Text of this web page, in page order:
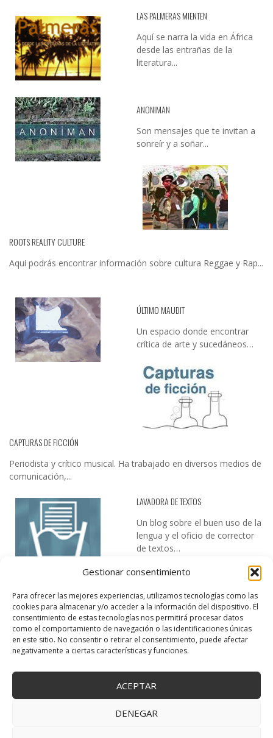
Gestionar consentimiento
Para ofrecer las mejores experiencias, utilizamos tecnologías como las
cookies para almacenar y/o acceder a la información del dispositivo. El
consentimiento de estas tecnologías nos permitirá procesar datos
como el comportamiento de navegación o las identificaciones únicas
en este sitio. No consentir o retirar el consentimiento, puede afectar
negativamente a ciertas características y funciones.
ACEPTAR
DENEGAR
LAS PALMERAS MIENTEN
Aquí se narra la vida en África
desde las entrañas de la
literatura...
ANONIMAN
Son mensajes que te invitan a
sonreír y a soñar...
ROOTS REALITY CULTURE
Aqui podrás encontrar información sobre cultura Reggae y Rap...
ÚLTIMO MAUDIT
Un espacio donde encontrar
crítica de arte y sucedáneos…
CAPTURAS DE FICCIÓN
Periodista y crítico musical. Ha trabajado en diversos medios de
comunicación,...
LAVADORA DE TEXTOS
Un blog sobre el buen uso de la
lengua y el oficio de corrector
de textos…
DESIREE MARTÍN